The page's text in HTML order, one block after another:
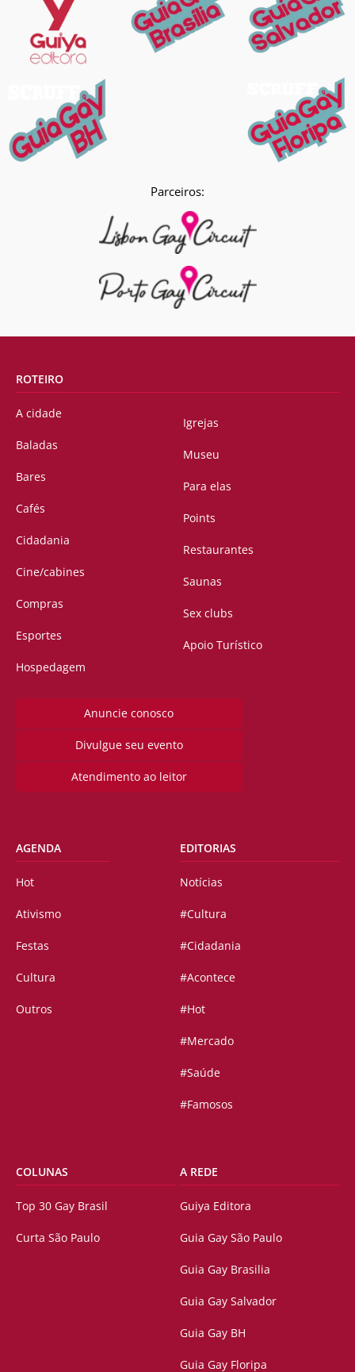
Parceiros:
ROTEIRO
A cidade
Baladas
Bares
Cafés
Cidadania
Cine/cabines
Compras
Esportes
Hospedagem
Igrejas
Museu
Para elas
Points
Restaurantes
Saunas
Sex clubs
Apoio Turístico
Anuncie conosco
Divulgue seu evento
Atendimento ao leitor
AGENDA
Hot
Ativismo
Festas
Cultura
Outros
EDITORIAS
Notícias
#Cultura
#Cidadania
#Acontece
#Hot
#Mercado
#Saúde
#Famosos
COLUNAS
Top 30 Gay Brasil
Curta São Paulo
A REDE
Guiya Editora
Guia Gay São Paulo
Guia Gay Brasilia
Guia Gay Salvador
Guia Gay BH
Guia Gay Floripa